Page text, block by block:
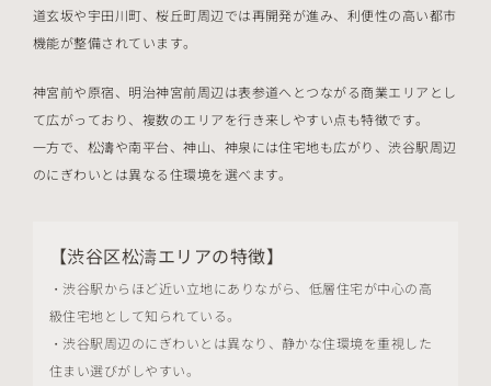
道玄坂や宇田川町、桜丘町周辺では再開発が進み、利便性の高い都市
機能が整備されています。
神宮前や原宿、明治神宮前周辺は表参道へとつながる商業エリアとし
て広がっており、複数のエリアを行き来しやすい点も特徴です。
一方で、松濤や南平台、神山、神泉には住宅地も広がり、渋谷駅周辺
のにぎわいとは異なる住環境を選べます。
【渋谷区松濤エリアの特徴】
・渋谷駅からほど近い立地にありながら、低層住宅が中心の高
級住宅地として知られている。
・渋谷駅周辺のにぎわいとは異なり、静かな住環境を重視した
住まい選びがしやすい。